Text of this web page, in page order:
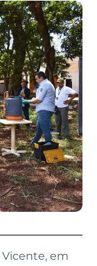
Vicente, em